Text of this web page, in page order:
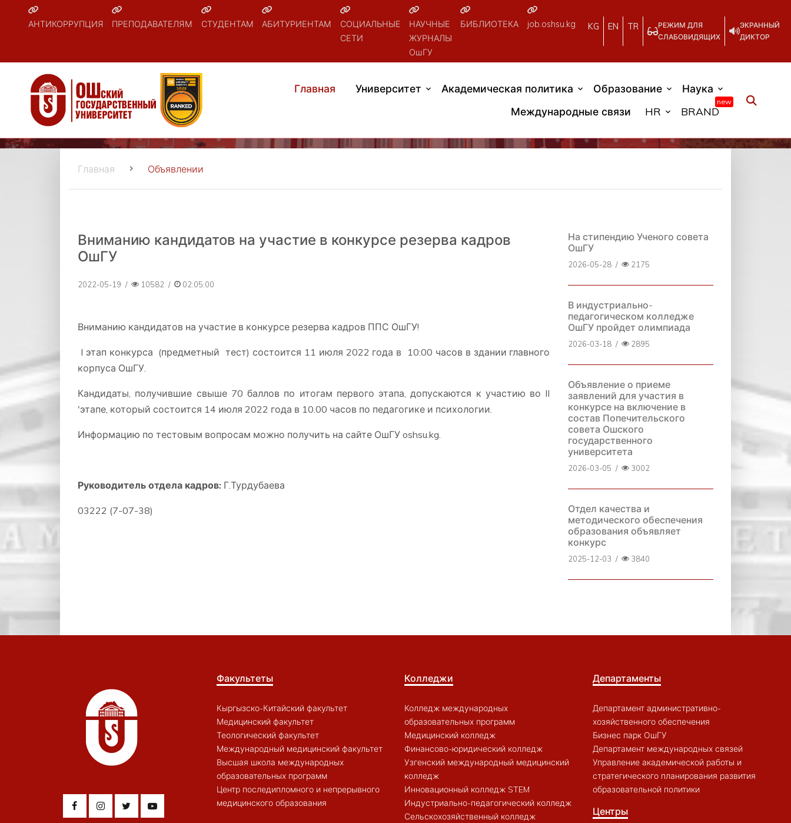
АНТИКОРРУПЦИЯ ПРЕПОДАВАТЕЛЯМ СТУДЕНТАМ АБИТУРИЕНТАМ
СОЦИАЛЬНЫЕ
СЕТИ
НАУЧНЫЕ
ЖУРНАЛЫ
ОшГУ
БИБЛИОТЕКА job.oshsu.kg KG EN TR
РЕЖИМ ДЛЯ
СЛАБОВИДЯЩИХ
ЭКРАННЫЙ
ДИКТОР
Главная Университет Академическая политика Образование
Наука
Международные связи
HR BRAND
new
Главная Объявлении
Вниманию кандидатов на участие в конкурсе резерва кадров
ОшГУ
2022-05-19 / 10582 / 02:05:00
Вниманию кандидатов на участие в конкурсе резерва кадров ППС ОшГУ!
I этап конкурса (предметный тест) состоится 11 июля 2022 года в 10:00 часов в здании главного
корпуса ОшГУ.
Кандидаты, получившие свыше 70 баллов по итогам первого этапа, допускаются к участию во II
'этапе, который состоится 14 июля 2022 года в 10.00 часов по педагогике и психологии.
Информацию по тестовым вопросам можно получить на сайте ОшГУ oshsu.kg.
Руководитель отдела кадров: Г.Турдубаева
03222 (7-07-38)
На стипендию Ученого совета
ОшГУ
2026-05-28 / 2175
В индустриально-
педагогическом колледже
ОшГУ пройдет олимпиада
2026-03-18 / 2895
Объявление о приеме
заявлений для участия в
конкурсе на включение в
состав Попечительского
совета Ошского
государственного
университета
2026-03-05 / 3002
Отдел качества и
методического обеспечения
образования объявляет
конкурс
2025-12-03 / 3840
Факультеты
Кыргызско-Китайский факультет
Медицинский факультет
Теологический факультет
Международный медицинский факультет
Высшая школа международных
образовательных программ
Центр последипломного и непрерывного
медицинского образования
Колледжи
Колледж международных
образовательных программ
Медицинский колледж
Финансово-юридический колледж
Узгенский международный медицинский
колледж
Инновационный колледж STEM
Индустриально-педагогический колледж
Сельскохозяйственный колледж
Департаменты
Департамент административно-
хозяйственного обеспечения
Бизнес парк ОшГУ
Департамент международных связей
Управление академической работы и
стратегического планирования развития
образовательной политики
Центры